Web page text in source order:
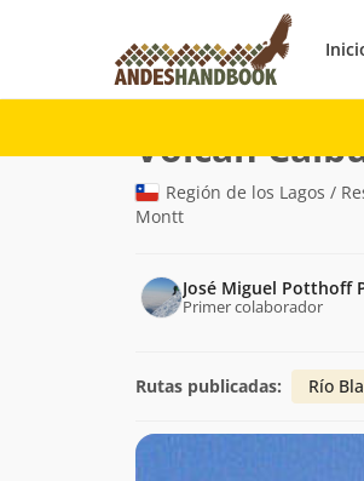
Montaña
Volcán
Región de los Lagos /
Montt
José Miguel Potthoff
Primer colaborador
Rutas publicadas: Río